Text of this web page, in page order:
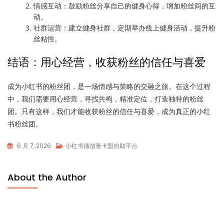
情感互动：鼓励粉丝分享自己的健身心得，增加粉丝间的互
动。
社群运营：建立健身社群，定期举办线上健身活动，提升粉
丝粘性。
结语：用心经营，收获粉丝的信任与喜爱
成为小红书的粉丝团，是一场情感与策略的交融之旅。在这个过程
中，我们需要用心经营，寻找共鸣，精准定位，打造独特的粉丝
团。只有这样，我们才能收获粉丝的信任与喜爱，成为真正的小红
书粉丝团。
6 月 7, 2026 小红书播放量卡盟自助平台
About the Author